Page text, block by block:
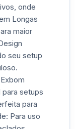
onde
Longas
maior
seu setup
para setups
para
Para uso